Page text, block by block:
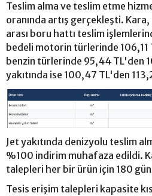
Teslim alma ve teslim etme
oranında artış gerçekleşti.
arası boru hattı teslim
bedeli motorin türlerinde 106,11
benzin türlerinde 95,44 TL'den
yakıtında ise 100,47 TL'den
Jet yakıtında denizyolu teslim
%100 indirim muhafaza edildi.
talepleri her bir ürün için 180
Tesis erişim talepleri kapasite